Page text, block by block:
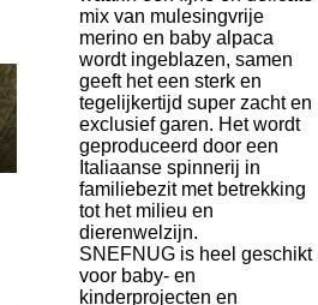
mix van mulesingvrije
merino en baby alpaca
wordt ingeblazen, samen
geeft het een sterk en
tegelijkertijd super zacht en
exclusief garen. Het wordt
geproduceerd door een
Italiaanse spinnerij in
familiebezit met betrekking
tot het milieu en
dierenwelzijn.
SNEFNUG is heel geschikt
voor baby- en
kinderprojecten en